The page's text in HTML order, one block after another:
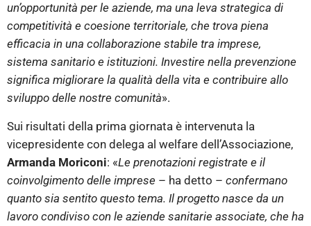
un’opportunità per le aziende, ma una leva strategica di
competitività e coesione territoriale, che trova piena
efficacia in una collaborazione stabile tra imprese,
sistema sanitario e istituzioni. Investire nella prevenzione
significa migliorare la qualità della vita e contribuire allo
sviluppo delle nostre comunità».
Sui risultati della prima giornata è intervenuta la
vicepresidente con delega al welfare dell’Associazione,
Armanda Moriconi: «Le prenotazioni registrate e il
coinvolgimento delle imprese – ha detto – confermano
quanto sia sentito questo tema. Il progetto nasce da un
lavoro condiviso con le aziende sanitarie associate, che ha